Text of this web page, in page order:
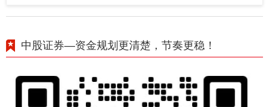
中股证券—资金规划更清楚，节奏更稳！